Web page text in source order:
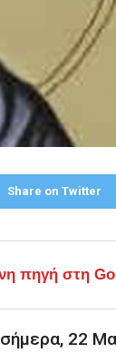
Share on Twitter
πηγή στη
22